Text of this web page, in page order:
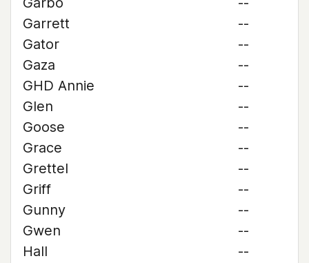
Garrett
--
Gator
--
Gaza
--
GHD Annie
--
Glen
--
Goose
--
Grace
--
Grettel
--
Griff
--
Gunny
--
Gwen
--
Hall
--